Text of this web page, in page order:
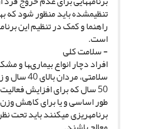
تنظیم‏شده باید منظور شود که
راهنما و کمک در تنظیم این
است.
- سلامت کلى‏
افراد دچار انواع بیمارى‏ها و
سلامتى، مردان
50 سال که براى افزایش
طور اساسى و یا براى کاهش
برنامه‏ریزى مى‏کنند باید تحت